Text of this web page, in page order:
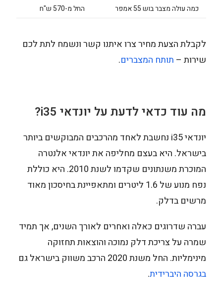
כמה עולה מצבר בוש 55 אמפר
החל מ-570 ש"ח
לקבלת הצעת מחיר צרו איתנו קשר ונשמח לתת לכם
שירות – תותח המצברים.
מה עוד כדאי לדעת על יונדאי i35
?
יונדאי i35 נחשבת לאחד מהרכבים המבוקשים ביותר
בישראל. היא בעצם מחליפה את יונדאי אלנטרה
המוכרת משנתונים שקדמו לשנת 2010. היא כוללת
נפח מנוע של 1.6 ליטרים ומתאפיינת בחיסכון מאוד
מרשים בדלק.
עברה שדרוגים כאלה ואחרים לאורך השנים, אך תמיד
שמרה על צריכת דלק נמוכה והוצאות תחזוקה
מינימליות. החל משנת 2020 הרכב משווק בישראל גם
בגרסה היברידית.